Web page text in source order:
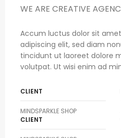
WE ARE CREATIVE
Accum luctus dolor sit
adipiscing elit, sed diam
tincidunt ut laoreet dolore
volutpat. Ut wisi enim ad
CLIENT
MINDSPARKLE SHOP
CLIENT